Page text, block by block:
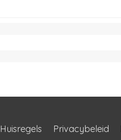
Huisregels Privacybeleid